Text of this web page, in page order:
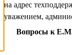
на адрес
уважением,
Вопросы к Е.М.